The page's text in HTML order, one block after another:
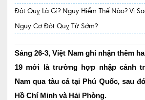
TIN TỨC
Thông tin y tế
Tin sự kiện
Báo chí nói về chúng tôi
Đột Quỵ Là Gì? Nguy Hiểm Thế Nào? Vì
Nguy Cơ Đột Quỵ Từ Sớm?
Sáng 26-3, Việt Nam ghi nhận thêm
19 mới là trường hợp nhập cảnh
Nam qua tàu cá tại Phú Quốc, sau
Hồ Chí Minh và Hải Phòng.